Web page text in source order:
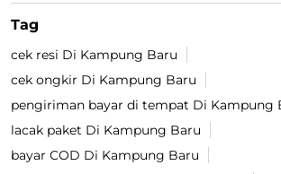
Tag
cek resi Di Kampung Baru
cek ongkir Di Kampung Baru
pengiriman bayar di tempat Di Kampung
lacak paket Di Kampung Baru
bayar COD Di Kampung Baru